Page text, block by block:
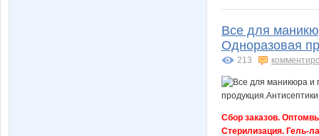
ДЖОЙС71 Фиш-ка
Катаррина Катя84
Все для
Одноразовая
213
Сбор заказов.
Стерилизация. Гель-